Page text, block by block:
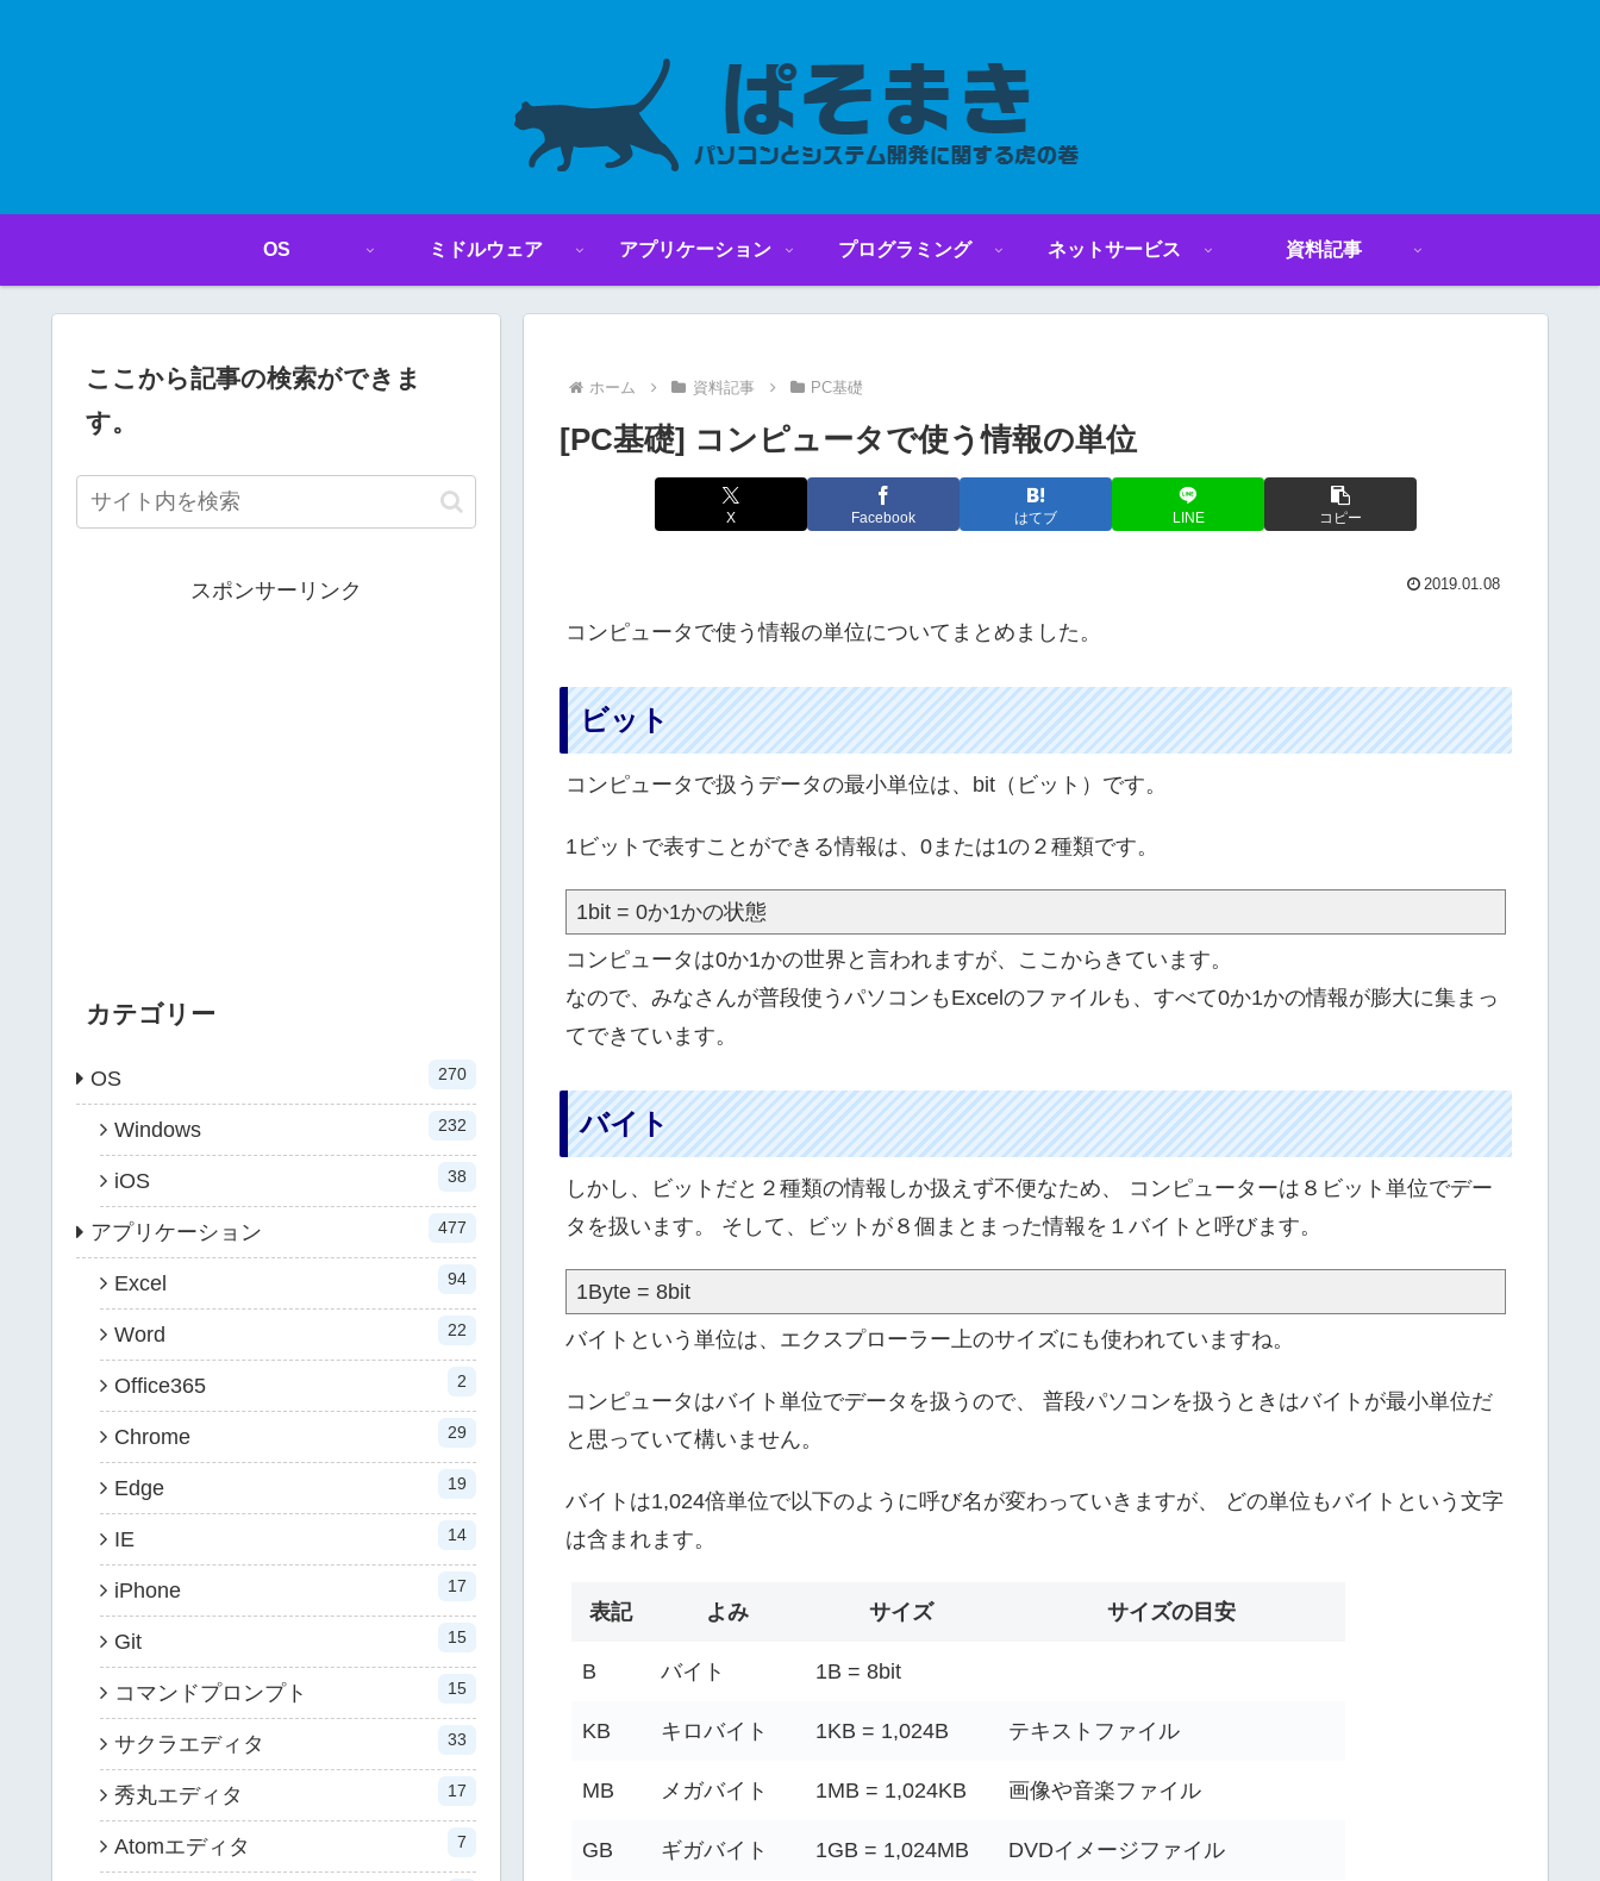
OS ミドルウェア アプリケーション プログラミング ネットサービス 資料記事
ホーム 資料記事 PC基礎
[PC基礎] コンピュータで使う情報の単位
X Facebook はてブ LINE コピー
2019.01.08
コンピュータで使う情報の単位についてまとめました。
ビット
コンピュータで扱うデータの最小単位は、bit（ビット）です。
1ビットで表すことができる情報は、0または1の２種類です。
1bit = 0か1かの状態
コンピュータは0か1かの世界と言われますが、ここからきています。
なので、みなさんが普段使うパソコンもExcelのファイルも、すべて0か1かの情報が膨大に集まっ
てできています。
バイト
しかし、ビットだと２種類の情報しか扱えず不便なため、 コンピューターは８ビット単位でデー
タを扱います。 そして、ビットが８個まとまった情報を１バイトと呼びます。
1Byte = 8bit
バイトという単位は、エクスプローラー上のサイズにも使われていますね。
コンピュータはバイト単位でデータを扱うので、 普段パソコンを扱うときはバイトが最小単位だ
と思っていて構いません。
バイトは1,024倍単位で以下のように呼び名が変わっていきますが、 どの単位もバイトという文字
は含まれます。
表記 よみ サイズ サイズの目安
B バイト 1B = 8bit
KB キロバイト 1KB = 1,024B テキストファイル
MB メガバイト 1MB = 1,024KB 画像や音楽ファイル
GB ギガバイト 1GB = 1,024MB DVDイメージファイル
ここから記事の検索ができま
す。
スポンサーリンク
カテゴリー
OS 270
Windows 232
iOS 38
アプリケーション 477
Excel 94
Word 22
Office365 2
Chrome 29
Edge 19
IE 14
iPhone 17
Git 15
コマンドプロンプト 15
サクラエディタ 33
秀丸エディタ 17
Atomエディタ 7